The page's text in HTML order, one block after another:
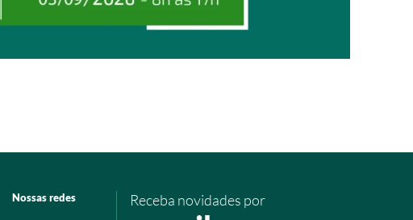
Nossas redes Receba novidades por